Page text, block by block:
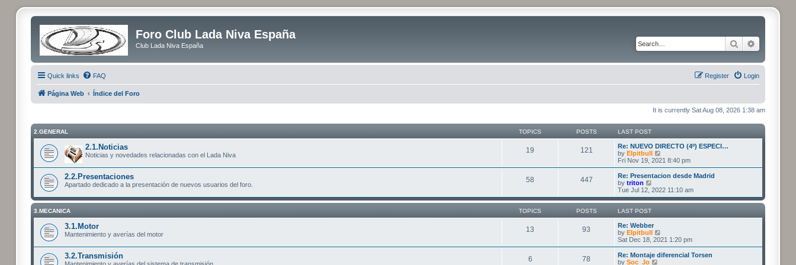
Foro Club Lada Niva España
Club Lada Niva España Search
Quick links FAQ Login
Register
Página Web Índice del Foro
It is currently Sat Aug 08, 2026 1:38 am
2.GENERAL TOPICS POSTS LAST POST
2.1.Noticias
Noticias y novedades relacionadas con el Lada Niva
19 121
Re: NUEVO DIRECTO (4º) ESPECI…
by Elpitbull
i
e
w
h
l
t
t
o
s
Fri Nov 19, 2021 8:40 pm
2.2.Presentaciones
Apartado dedicado a la presentación de nuevos usuarios del foro.
58 447
Re: Presentacion desde Madrid
by triton
i
e
w
h
e
l
a
t
e
s
Tue Jul 12, 2022 11:10 am
3.MECANICA TOPICS POSTS LAST POST
3.1.Motor
Mantenimiento y averías del motor
13 93
Re: Webber
by Elpitbull
i
e
w
Sat Dec 18, 2021 1:20 pm
3.2.Transmisión 6 78
Re: Montaje diferencial Torsen
by Soc_Jo